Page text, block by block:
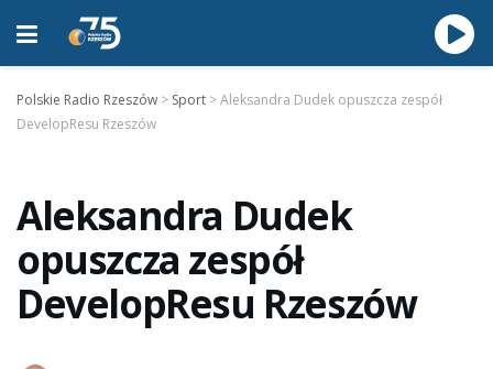
Polskie Radio Rzeszów > Sport >Aleksandra Dudek opuszcza zespół
DevelopResu Rzeszów
Aleksandra Dudek
opuszcza zespół
DevelopResu Rzeszów